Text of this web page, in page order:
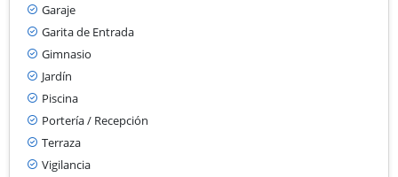
Garaje
Garita de Entrada
Gimnasio
Jardín
Piscina
Portería / Recepción
Terraza
Vigilancia